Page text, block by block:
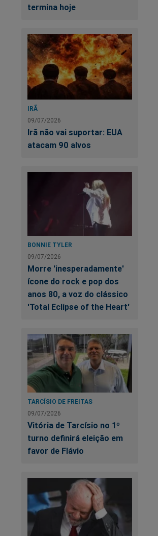
termina hoje
IRÃ
09/07/2026
Irã não vai suportar: EUA
atacam 90 alvos
BONNIE TYLER
09/07/2026
Morre 'inesperadamente'
ícone do rock e pop dos
anos 80, a voz do clássico
'Total Eclipse of the Heart'
TARCÍSIO DE FREITAS
09/07/2026
Vitória de Tarcísio no 1º
turno definirá eleição em
favor de Flávio